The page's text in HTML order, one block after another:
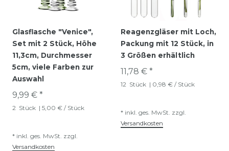
Glasflasche "Venice",
Set mit 2 Stück, Höhe
11,3cm, Durchmesser
5cm, viele Farben zur
Auswahl
9,99 € *
2 Stück | 5,00 € / Stück
* inkl. ges. MwSt. zzgl.
Versandkosten
Reagenzgläser mit Loch,
Packung mit 12 Stück, in
3 Größen erhältlich
11,78 € *
12 Stück | 0,98 € / Stück
* inkl. ges. MwSt. zzgl.
Versandkosten